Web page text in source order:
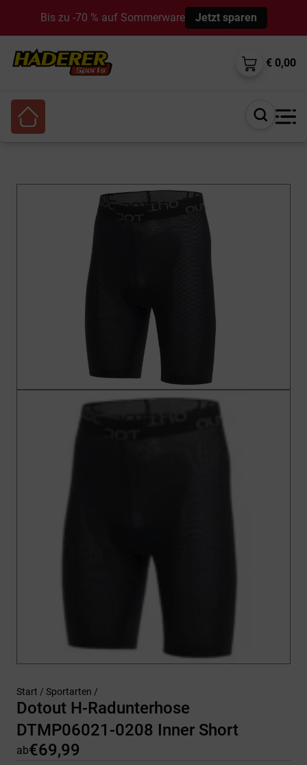
Bis zu -70 % auf Sommerware Jetzt sparen
€ 0,00
Suche
Start / Sportarten /
Dotout H-Radunterhose
DTMP06021-0208 Inner Short
ab€69,99